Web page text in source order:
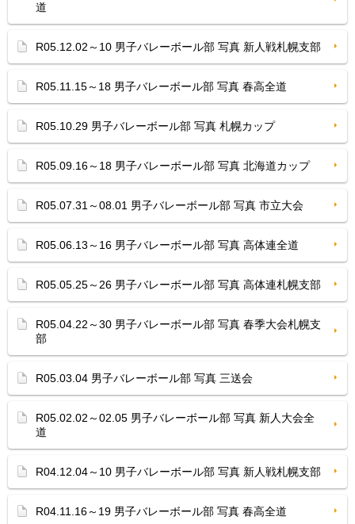
道
R05.12.02～10 男子バレーボール部 写真 新人戦札幌支部
R05.11.15～18 男子バレーボール部 写真 春高全道
R05.10.29 男子バレーボール部 写真 札幌カップ
R05.09.16～18 男子バレーボール部 写真 北海道カップ
R05.07.31～08.01 男子バレーボール部 写真 市立大会
R05.06.13～16 男子バレーボール部 写真 高体連全道
R05.05.25～26 男子バレーボール部 写真 高体連札幌支部
R05.04.22～30 男子バレーボール部 写真 春季大会札幌支
部
R05.03.04 男子バレーボール部 写真 三送会
R05.02.02～02.05 男子バレーボール部 写真 新人大会全
道
R04.12.04～10 男子バレーボール部 写真 新人戦札幌支部
R04.11.16～19 男子バレーボール部 写真 春高全道